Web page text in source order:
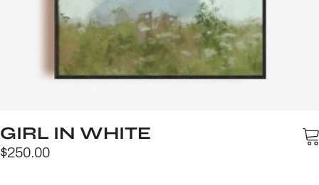
GIRL IN WHITE
$250.00